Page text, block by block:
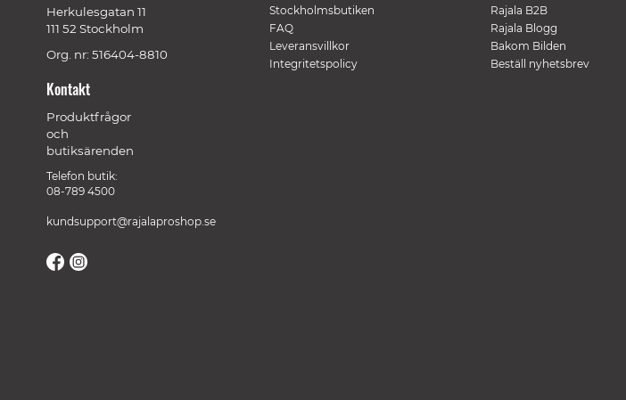
Herkulesgatan 11
111 52 Stockholm
Org. nr: 516404-8810
Kontakt
Produktfrågor
och
butiksärenden
Telefon butik:
08-789 4500
kundsupport@rajalaproshop.se
Stockholmsbutiken
FAQ
Leveransvillkor
Integritetspolicy
Rajala B2B
Rajala Blogg
Bakom Bilden
Beställ nyhetsbrev